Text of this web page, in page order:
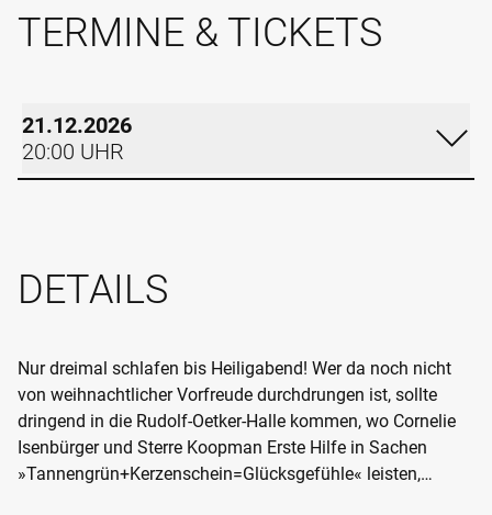
TERMINE & TICKETS
21.12.2026
20:00 UHR
MONTAG
20:00 UHR
KLEINER SAAL
Im Kalender eintragen
Termin teilen
TICKETS
DETAILS
Nur dreimal schlafen bis Heiligabend! Wer da noch nicht
von weihnachtlicher Vorfreude durchdrungen ist, sollte
dringend in die Rudolf-Oetker-Halle kommen, wo Cornelie
Isenbürger und Sterre Koopman Erste Hilfe in Sachen
»Tannengrün+Kerzenschein=Glücksgefühle« leisten,